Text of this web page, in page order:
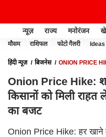
न्यूज़ राज्य मनोरंजन
मौसम राशिफल फोटो गैलरी
हिंदी न्यूज़ बिजनेस
ONION PRICE
Onion Price Hike:
किसानों को मिली
का बजट
Onion Price Hike: हर खाने